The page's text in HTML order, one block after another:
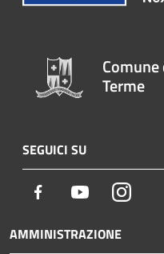
Terme
SEGUICI SU
Facebook Youtube
AMMINISTRAZIONE